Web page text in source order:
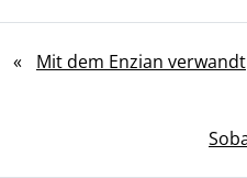
« Mit dem Enzian verwandt